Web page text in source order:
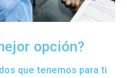
opción?
que tenemos para ti